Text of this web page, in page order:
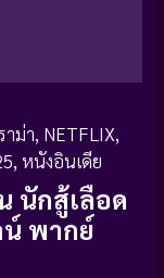
าม่า, NETFLIX,
, หนังอินเดีย
นักสู้เลือด
น์ พากย์